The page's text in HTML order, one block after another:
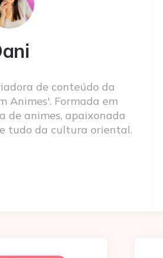
de conteúdo da
Animes'. Formada em
de animes, apaixonada
tudo da cultura oriental.